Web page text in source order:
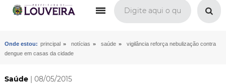
Onde estou: principal » notícias » saúde »
vigilância reforça nebulização contra
dengue em casas da cidade
Saúde| 08/05/2015